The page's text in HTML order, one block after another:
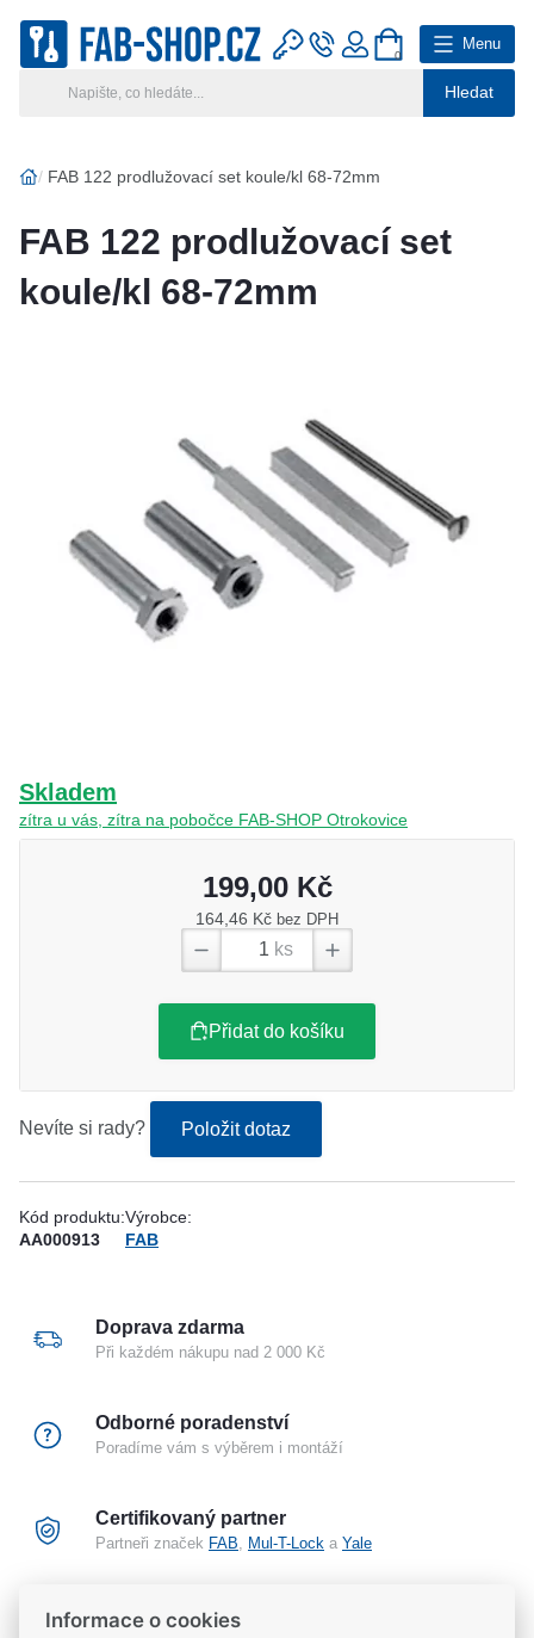
Hledat
0
Menu
Hlavní kategorie
Klíčové systémy
Kamenná prodejna
FAB 122 prodlužovací set koule/kl 68-72mm
FAB 122 prodlužovací set
koule/kl 68-72mm
Skladem
zítra u vás, zítra na pobočce FAB-SHOP Otrokovice
199,00 Kč
164,46 Kč bez DPH
ks
Přidat do košíku
Nevíte si rady? Položit dotaz
Kód produktu:
AA000913
Výrobce:
FAB
Doprava zdarma
Při každém nákupu nad 2 000 Kč
Odborné poradenství
Poradíme vám s výběrem i montáží
Certifikovaný partner
Partneři značek FAB Mul-T-Lock a Yale
20 let na trhu
Informace o cookies